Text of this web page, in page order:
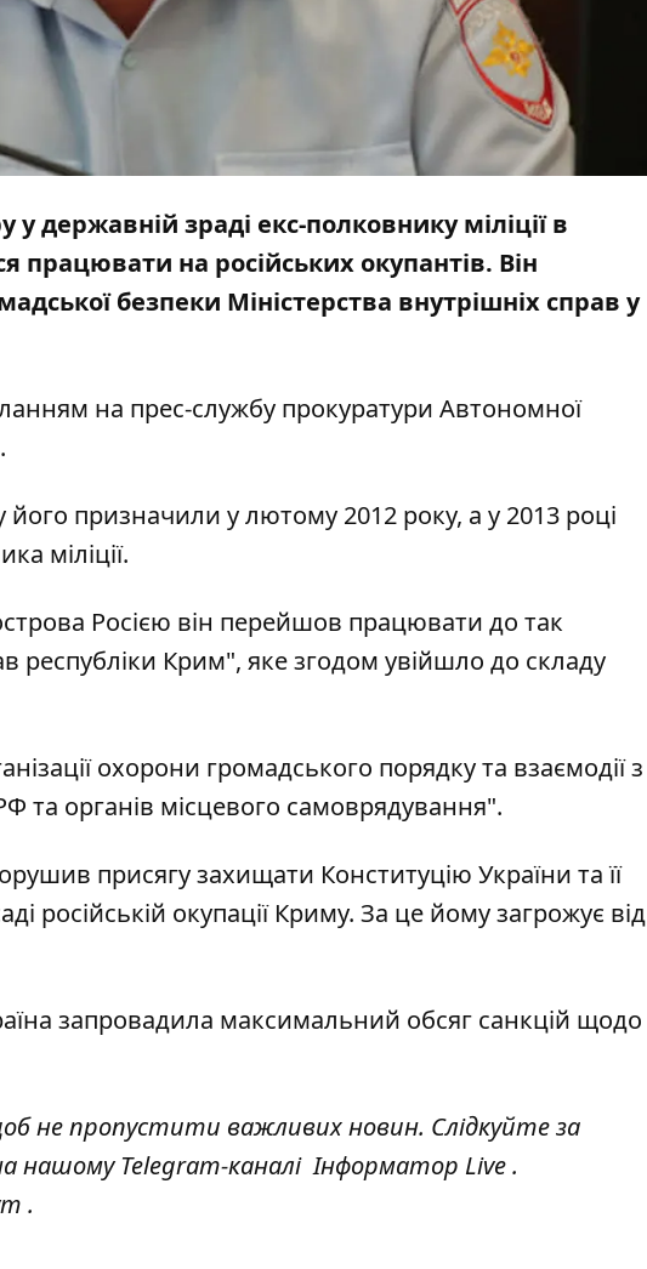
державній зраді екс-полковнику міліції в
на російських окупантів. Він
безпеки Міністерства внутрішніх справ у
на прес-службу прокуратури Автономної
призначили у лютому 2012 року, а у 2013 році
міліції.
Росією він перейшов працювати до так
республіки Крим", яке згодом увійшло до складу
охорони громадського порядку та взаємодії з
та органів місцевого самоврядування".
присягу захищати Конституцію України та її
російській окупації Криму. За це йому загрожує від
запровадила максимальний обсяг санкцій щодо
не пропустити важливих новин. Слідкуйте за
нашому Telegram-каналіІнформатор Live.
.